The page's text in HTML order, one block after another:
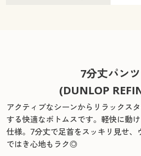
7分丈パンツ
(DUNLOP
アクティブなシーンからリラックス
する快適なボトムスです。 軽快に動
仕様。7分丈で足首をスッキリ見せ、
ではき心地もラク◎